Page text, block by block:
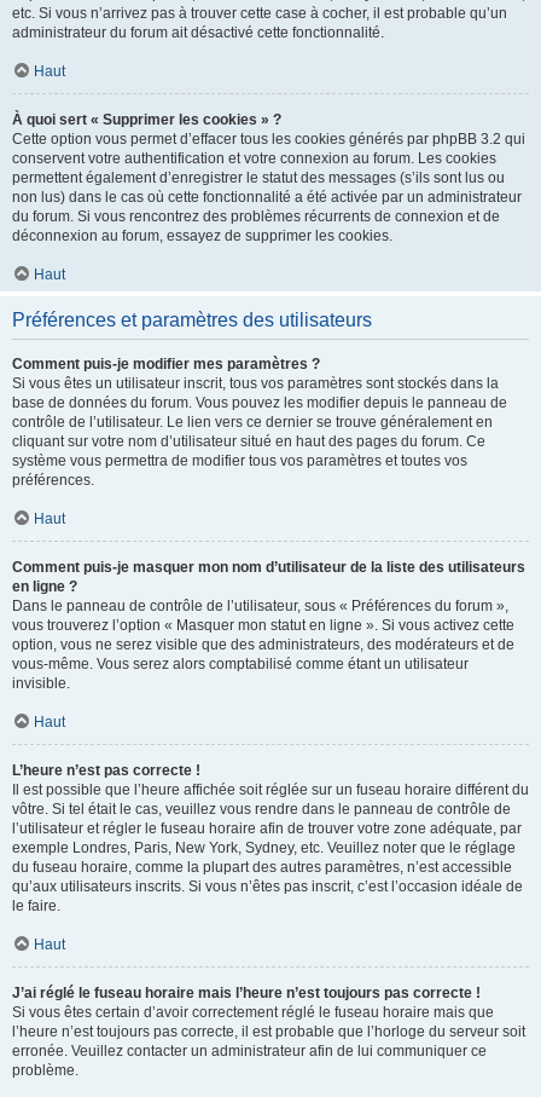
etc. Si vous n’arrivez pas à trouver cette case à cocher, il est probable qu’un
administrateur du forum ait désactivé cette fonctionnalité.
Haut
À quoi sert « Supprimer les cookies » ?
Cette option vous permet d’effacer tous les cookies générés par phpBB 3.2 qui
conservent votre authentification et votre connexion au forum. Les cookies
permettent également d’enregistrer le statut des messages (s’ils sont lus ou
non lus) dans le cas où cette fonctionnalité a été activée par un administrateur
du forum. Si vous rencontrez des problèmes récurrents de connexion et de
déconnexion au forum, essayez de supprimer les cookies.
Haut
Préférences et paramètres des utilisateurs
Comment puis-je modifier mes paramètres ?
Si vous êtes un utilisateur inscrit, tous vos paramètres sont stockés dans la
base de données du forum. Vous pouvez les modifier depuis le panneau de
contrôle de l’utilisateur. Le lien vers ce dernier se trouve généralement en
cliquant sur votre nom d’utilisateur situé en haut des pages du forum. Ce
système vous permettra de modifier tous vos paramètres et toutes vos
préférences.
Haut
Comment puis-je masquer mon nom d’utilisateur de la liste des utilisateurs
en ligne ?
Dans le panneau de contrôle de l’utilisateur, sous « Préférences du forum »,
vous trouverez l’option « Masquer mon statut en ligne ». Si vous activez cette
option, vous ne serez visible que des administrateurs, des modérateurs et de
vous-même. Vous serez alors comptabilisé comme étant un utilisateur
invisible.
Haut
L’heure n’est pas correcte !
Il est possible que l’heure affichée soit réglée sur un fuseau horaire différent du
vôtre. Si tel était le cas, veuillez vous rendre dans le panneau de contrôle de
l’utilisateur et régler le fuseau horaire afin de trouver votre zone adéquate, par
exemple Londres, Paris, New York, Sydney, etc. Veuillez noter que le réglage
du fuseau horaire, comme la plupart des autres paramètres, n’est accessible
qu’aux utilisateurs inscrits. Si vous n’êtes pas inscrit, c’est l’occasion idéale de
le faire.
Haut
J’ai réglé le fuseau horaire mais l’heure n’est toujours pas correcte !
Si vous êtes certain d’avoir correctement réglé le fuseau horaire mais que
l’heure n’est toujours pas correcte, il est probable que l’horloge du serveur soit
erronée. Veuillez contacter un administrateur afin de lui communiquer ce
problème.